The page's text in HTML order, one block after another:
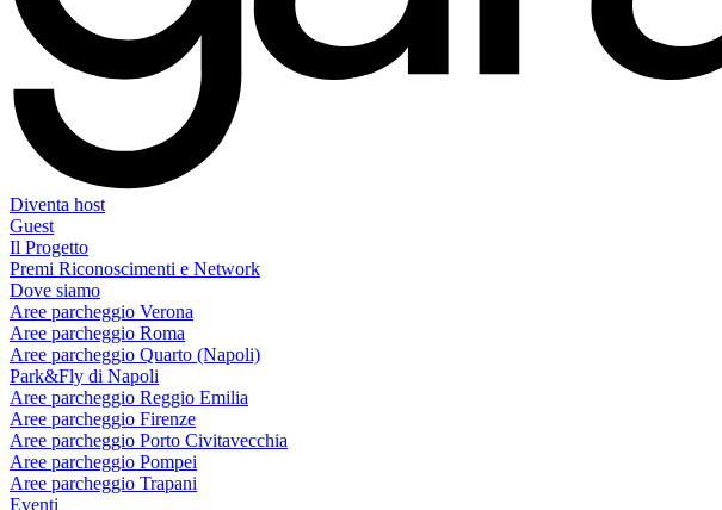
Diventa host
Guest
Il Progetto
Premi Riconoscimenti e Network
Dove siamo
Aree parcheggio Verona
Aree parcheggio Roma
Aree parcheggio Quarto (Napoli)
Park&Fly di Napoli
Aree parcheggio Reggio Emilia
Aree parcheggio Firenze
Aree parcheggio Porto Civitavecchia
Aree parcheggio Pompei
Aree parcheggio Trapani
Eventi